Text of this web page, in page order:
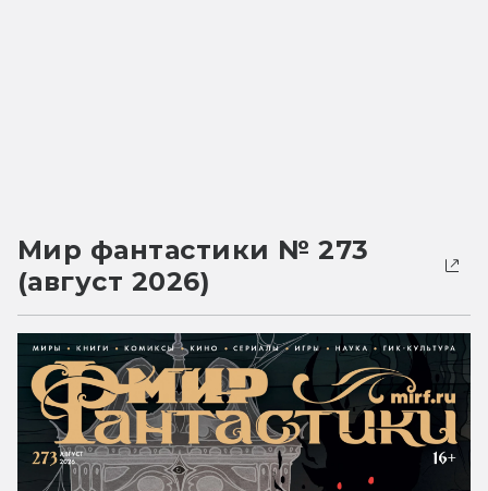
Мир фантастики № 273
(август 2026)